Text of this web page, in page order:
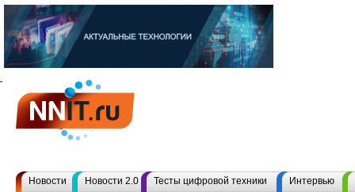
Новости Новости 2.0 Тесты цифровой техники Интервью